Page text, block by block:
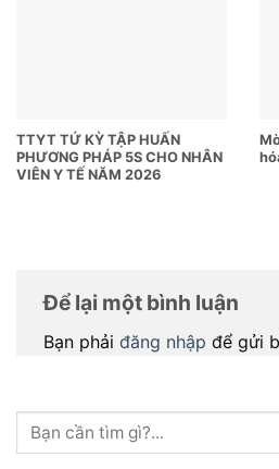
TTYT TỨ KỲ TẬP HUẤN
PHƯƠNG PHÁP 5S CHO NHÂN
VIÊN Y TẾ NĂM 2026
Để lại một bình luận
Bạn phải đăng nhập để gửi